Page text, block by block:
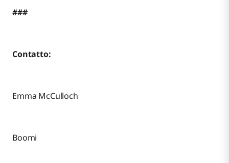
###
Contatto:
Emma McCulloch
Boomi